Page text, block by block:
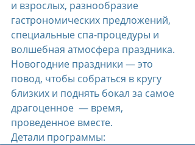
и взрослых, разнообразие
гастрономических предложений,
специальные спа-процедуры и
волшебная атмосфера праздника.
Новогодние праздники — это
повод, чтобы собраться в кругу
близких и поднять бокал за самое
драгоценное  — время,
проведенное вместе.
Детали программы: